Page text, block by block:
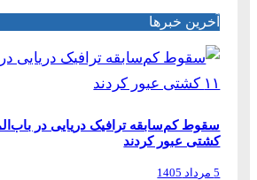
آخرین خبرها
کشتی عبور کردند
5 مرداد 1405